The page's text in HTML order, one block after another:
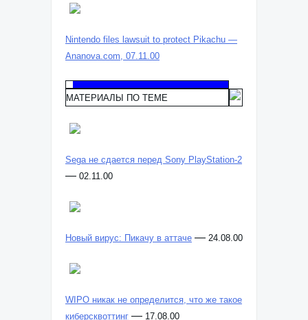
Nintendo files lawsuit to protect Pikachu —
Ananova.com, 07.11.00
МАТЕРИАЛЫ ПО ТЕМЕ
Sega не сдается перед Sony PlayStation-2
— 02.11.00
Новый вирус: Пикачу в аттаче — 24.08.00
WIPO никак не определится, что же такое
киберсквоттинг — 17.08.00